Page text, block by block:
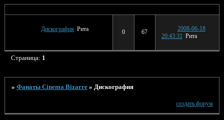
Дискография Рита 0 67
2008-06-18
20:43:31 Рита
Страница: 1
» Фанаты Cinema Bizarre » Дискография
создать форум